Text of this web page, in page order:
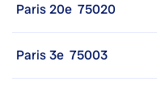
Paris 20e 75020
Paris 3e 75003